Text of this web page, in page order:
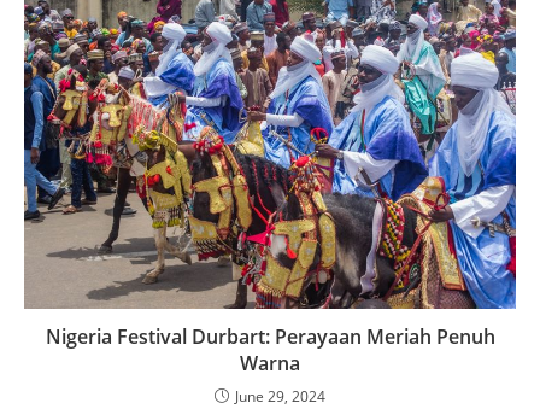
Nigeria Festival Durbart: Perayaan Meriah Penuh
Warna
June 29, 2024